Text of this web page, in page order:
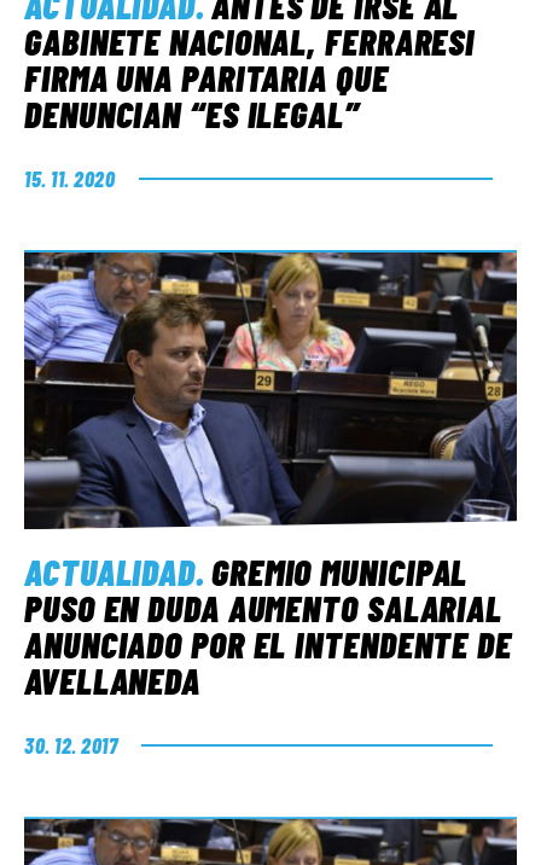
GABINETE NACIONAL, FERRARESI
FIRMA UNA PARITARIA QUE
DENUNCIAN “ES ILEGAL”
15. 11. 2020
ACTUALIDAD.GREMIO MUNICIPAL
PUSO EN DUDA AUMENTO SALARIAL
ANUNCIADO POR EL INTENDENTE DE
AVELLANEDA
30. 12. 2017